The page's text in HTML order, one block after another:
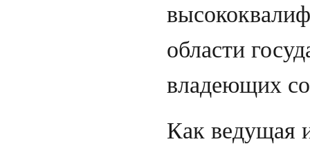
области
владеющих
Как ведущая